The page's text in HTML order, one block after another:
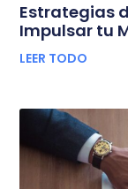
Estrategias
Impulsar tu
LEER TODO